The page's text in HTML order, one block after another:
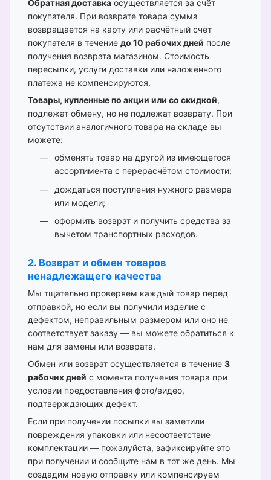
Обратная доставка осуществляется за счёт
покупателя. При возврате товара сумма
возвращается на карту или расчётный счёт
покупателя в течение до 10 рабочих дней после
получения возврата магазином. Стоимость
пересылки, услуги доставки или наложенного
платежа не компенсируются.
Товары, купленные по акции или со скидкой,
подлежат обмену, но не подлежат возврату. При
отсутствии аналогичного товара на складе вы
можете:
обменять товар на другой из имеющегося
ассортимента с перерасчётом стоимости;
дождаться поступления нужного размера
или модели;
оформить возврат и получить средства за
вычетом транспортных расходов.
2. Возврат и обмен товаров
ненадлежащего качества
Мы тщательно проверяем каждый товар перед
отправкой, но если вы получили изделие с
дефектом, неправильным размером или оно не
соответствует заказу — вы можете обратиться к
нам для замены или возврата.
Обмен или возврат осуществляется в течение 3
рабочих дней с момента получения товара при
условии предоставления фото/видео,
подтверждающих дефект.
Если при получении посылки вы заметили
повреждения упаковки или несоответствие
комплектации — пожалуйста, зафиксируйте это
при получении и сообщите нам в тот же день. Мы
создадим новую отправку или компенсируем